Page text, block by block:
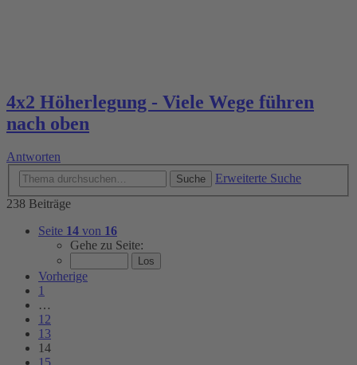
4x2 Höherlegung - Viele Wege führen
nach oben
Antworten
Suche
Erweiterte Suche
238 Beiträge
Seite 14 von 16
Gehe zu Seite:
Vorherige
1
…
12
13
14
15